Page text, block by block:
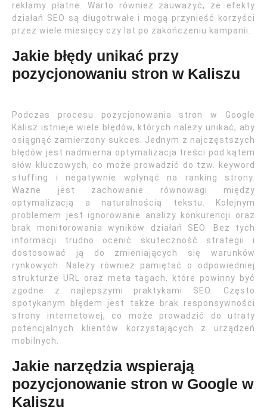
reklamy płatne. Warto również zauważyć, że efekty
działań SEO są długotrwałe i mogą przynieść korzyści
przez wiele miesięcy czy lat po zakończeniu kampanii.
Jakie błędy unikać przy
pozycjonowaniu stron w Kaliszu
Podczas procesu pozycjonowania stron w Google
Kalisz istnieje wiele błędów, których należy unikać, aby
osiągnąć zamierzony sukces. Jednym z najczęstszych
błędów jest nadmierna optymalizacja treści pod kątem
słów kluczowych, co może prowadzić do tzw. keyword
stuffing i negatywnie wpłynąć na ranking strony.
Ważne jest zachowanie równowagi między
optymalizacją a naturalnością tekstu. Kolejnym
problemem jest ignorowanie analizy konkurencji oraz
brak monitorowania wyników działań SEO. Bez tych
informacji trudno ocenić skuteczność strategii i
dostosować ją do zmieniających się warunków
rynkowych. Należy również pamiętać o odpowiedniej
strukturze URL oraz meta tagach, które powinny być
zgodne z najlepszymi praktykami SEO. Często
spotykanym błędem jest także brak responsywności
strony internetowej, co może prowadzić do utraty
potencjalnych klientów korzystających z urządzeń
mobilnych.
Jakie narzędzia wspierają
pozycjonowanie stron w Google w
Kaliszu